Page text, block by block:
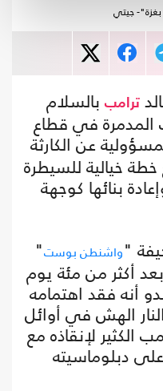
بغزة"- جيتي
ترامب بالسلام
المدمرة في قطاع
عن الكارثة
خيالية للسيطرة
بنائها كوجهة
"واشنطن بوست"
أكثر من مئة يوم
أنه فقد اهتمامه
الهش في أوائل
الكثير لإنقاذه مع
دبلوماسيته